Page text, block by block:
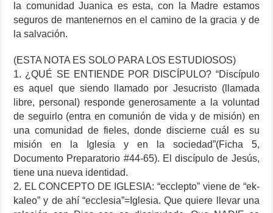
la comunidad Juanica es esta, con la Madre estamos
seguros de mantenernos en el camino de la gracia y de
la salvación.
(ESTA NOTA ES SOLO PARA LOS ESTUDIOSOS)
1. ¿QUÉ SE ENTIENDE POR DISCÍPULO? “Discípulo
es aquel que siendo llamado por Jesucristo (llamada
libre, personal) responde generosamente a la voluntad
de seguirlo (entra en comunión de vida y de misión) en
una comunidad de fieles, donde discierne cuál es su
misión en la Iglesia y en la sociedad”(Ficha 5,
Documento Preparatorio #44-65). El discípulo de Jesús,
tiene una nueva identidad.
2. EL CONCEPTO DE IGLESIA: “ecclepto” viene de “ek-
kaleo” y de ahí “ecclesia”=Iglesia. Que quiere llevar una